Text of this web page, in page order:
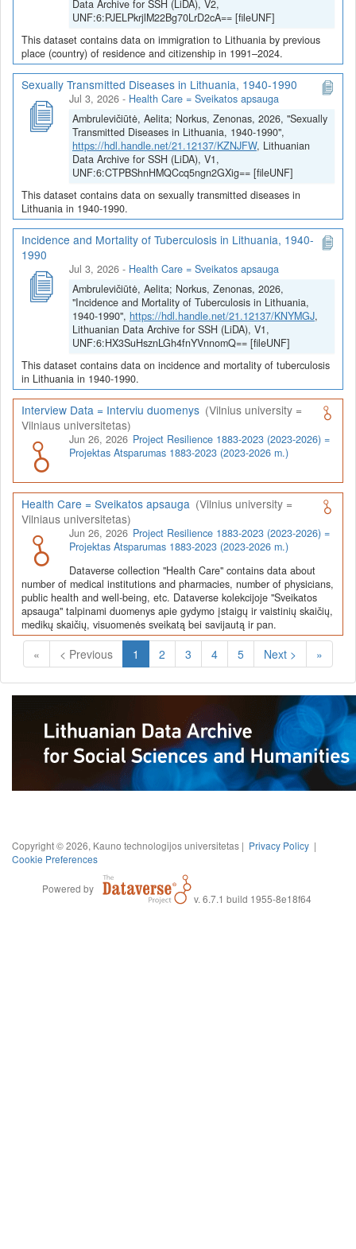
Data Archive for SSH (LiDA), V2,
UNF:6:PJELPkrjlM22Bg70LrD2cA== [fileUNF]
This dataset contains data on immigration to Lithuania by previous
place (country) of residence and citizenship in 1991–2024.
Sexually Transmitted Diseases in Lithuania, 1940-1990
Jul 3, 2026 - Health Care = Sveikatos apsauga
Ambrulevičiūtė, Aelita; Norkus, Zenonas, 2026, "Sexually
Transmitted Diseases in Lithuania, 1940-1990",
https://hdl.handle.net/21.12137/KZNJFW, Lithuanian
Data Archive for SSH (LiDA), V1,
UNF:6:CTPBShnHMQCcq5ngn2GXig== [fileUNF]
This dataset contains data on sexually transmitted diseases in
Lithuania in 1940-1990.
Incidence and Mortality of Tuberculosis in Lithuania, 1940-
1990
Jul 3, 2026 - Health Care = Sveikatos apsauga
Ambrulevičiūtė, Aelita; Norkus, Zenonas, 2026,
"Incidence and Mortality of Tuberculosis in Lithuania,
1940-1990", https://hdl.handle.net/21.12137/KNYMGJ,
Lithuanian Data Archive for SSH (LiDA), V1,
UNF:6:HX3SuHsznLGh4fnYVnnomQ== [fileUNF]
This dataset contains data on incidence and mortality of tuberculosis
in Lithuania in 1940-1990.
Interview Data = Interviu duomenys (Vilnius university =
Vilniaus universitetas)
Jun 26, 2026 Project Resilience 1883-2023 (2023-2026) =
Projektas Atsparumas 1883-2023 (2023-2026 m.)
Health Care = Sveikatos apsauga (Vilnius university =
Vilniaus universitetas)
Jun 26, 2026 Project Resilience 1883-2023 (2023-2026) =
Projektas Atsparumas 1883-2023 (2023-2026 m.)
Dataverse collection "Health Care" contains data about
number of medical institutions and pharmacies, number of physicians,
public health and well-being, etc. Dataverse kolekcijoje "Sveikatos
apsauga" talpinami duomenys apie gydymo įstaigų ir vaistinių skaičių,
medikų skaičių, visuomenės sveikatą bei savijautą ir pan.
« < Previous 1 (Current)
2 3 4 5 Next > »
Copyright © 2026, Kauno technologijos universitetas | Privacy Policy |
Cookie Preferences
Powered by
v. 6.7.1 build 1955-8e18f64